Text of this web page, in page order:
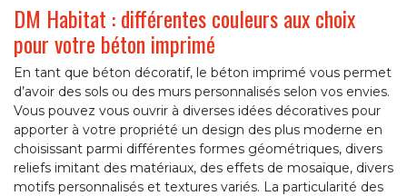
DM Habitat : différentes couleurs aux choix
pour votre béton imprimé
En tant que béton décoratif, le béton imprimé vous permet
d’avoir des sols ou des murs personnalisés selon vos envies.
Vous pouvez vous ouvrir à diverses idées décoratives pour
apporter à votre propriété un design des plus moderne en
choisissant parmi différentes formes géométriques, divers
reliefs imitant des matériaux, des effets de mosaïque, divers
motifs personnalisés et textures variés. La particularité des